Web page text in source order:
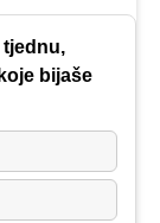
bijaše